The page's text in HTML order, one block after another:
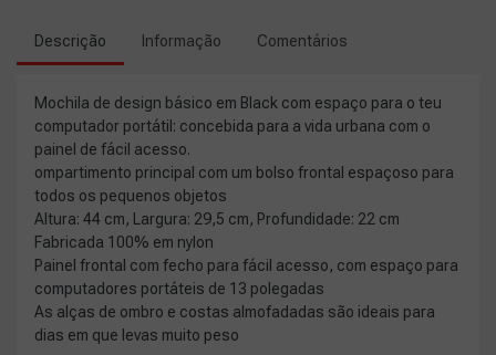
Descrição Informação Comentários
Mochila de design básico em Black com espaço para o teu
computador portátil: concebida para a vida urbana com o
painel de fácil acesso.
ompartimento principal com um bolso frontal espaçoso para
todos os pequenos objetos
Altura: 44 cm, Largura: 29,5 cm, Profundidade: 22 cm
Fabricada 100% em nylon
Painel frontal com fecho para fácil acesso, com espaço para
computadores portáteis de 13 polegadas
As alças de ombro e costas almofadadas são ideais para
dias em que levas muito peso